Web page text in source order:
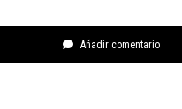
Añadir comentario